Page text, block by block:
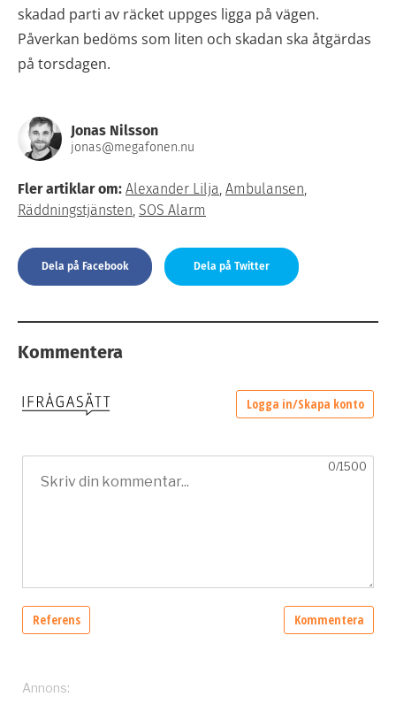
skadad parti av räcket uppges ligga på vägen.
Påverkan bedöms som liten och skadan ska åtgärdas
på torsdagen.
Jonas Nilsson
jonas@megafonen.nu
Fler artiklar om: Alexander Lilja, Ambulansen,
Räddningstjänsten, SOS Alarm
Dela på Facebook Dela på Twitter
Kommentera